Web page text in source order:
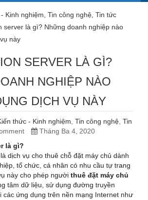
Kinh nghiệm Tin công nghệ Tin tức
server là gì? Những doanh nghiệp nào
này
SERVER LÀ GÌ?
NGHIỆP NÀO
DỊCH VỤ NÀY
thức - Kinh nghiệm Tin công nghệ Tin
Tháng Ba 4, 2020
là gì?
dịch vụ cho thuê chỗ đặt máy chủ dành
tổ chức, cá nhân có nhu cầu tự trang
này cho phép người thuê đặt máy chủ
tâm dữ liệu, sử dụng đường truyền
các ứng dụng trên nền mạng Internet như